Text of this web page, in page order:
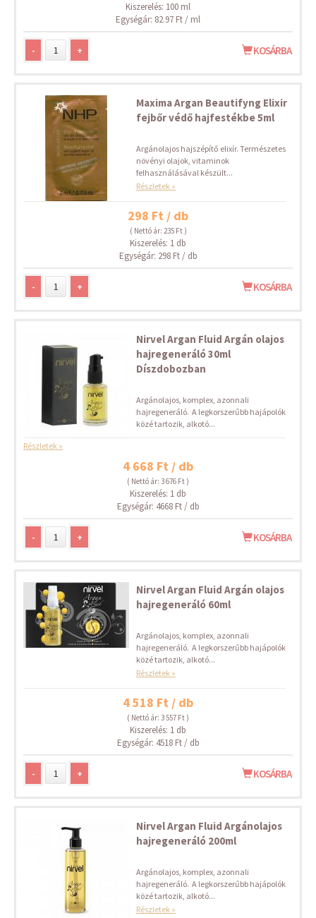
Kiszerelés: 100 ml
Egységár: 82.97 Ft / ml
- + KOSÁRBA
Maxima Argan Beautifyng Elixir
fejbőr védő hajfestékbe 5ml
Argánolajos hajszépítő elixír. Természetes
növényi olajok, vitaminok
felhasználásával készült...
Részletek »
298 Ft / db
( Nettó ár: 235 Ft )
Kiszerelés: 1 db
Egységár: 298 Ft / db
- + KOSÁRBA
Nirvel Argan Fluid Argán olajos
hajregeneráló 30ml
Díszdobozban
Argánolajos, komplex, azonnali
hajregeneráló. A legkorszerűbb hajápolók
közé tartozik, alkotó...
Részletek »
4 668 Ft / db
( Nettó ár: 3 676 Ft )
Kiszerelés: 1 db
Egységár: 4668 Ft / db
- + KOSÁRBA
Nirvel Argan Fluid Argán olajos
hajregeneráló 60ml
Argánolajos, komplex, azonnali
hajregeneráló. A legkorszerűbb hajápolók
közé tartozik, alkotó...
Részletek »
4 518 Ft / db
( Nettó ár: 3 557 Ft )
Kiszerelés: 1 db
Egységár: 4518 Ft / db
- + KOSÁRBA
Nirvel Argan Fluid Argánolajos
hajregeneráló 200ml
Argánolajos, komplex, azonnali
hajregeneráló. A legkorszerűbb hajápolók
közé tartozik, alkotó...
Részletek »